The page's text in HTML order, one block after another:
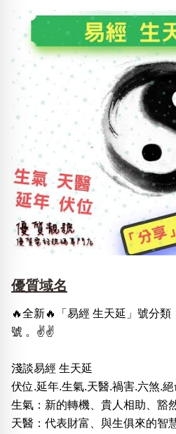
優質域名
🔥全新🔥「易經 生天延」號分
號 。✌️✌️
淺談易經 生天延
伏位.延年.生氣.天醫.禍害.六煞.
生氣：新的轉機、貴人相助、豁
天醫：代表財富、與生俱來的智